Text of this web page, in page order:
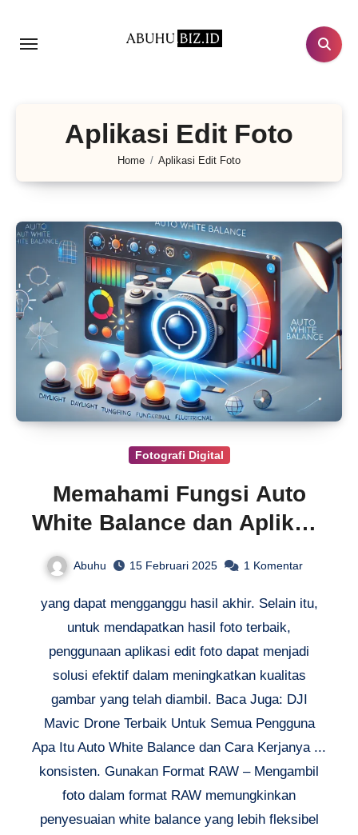
Aplikasi Edit Foto
Home Aplikasi Edit Foto
Fotografi Digital
Memahami Fungsi Auto
White Balance dan Aplikasi
Abuhu 15 Februari 2025 1 Komentar
yang dapat mengganggu hasil akhir. Selain itu,
untuk mendapatkan hasil foto terbaik,
penggunaan aplikasi edit foto dapat menjadi
solusi efektif dalam meningkatkan kualitas
gambar yang telah diambil. Baca Juga: DJI
Mavic Drone Terbaik Untuk Semua Pengguna
Apa Itu Auto White Balance dan Cara Kerjanya ...
konsisten. Gunakan Format RAW – Mengambil
foto dalam format RAW memungkinkan
penyesuaian white balance yang lebih fleksibel